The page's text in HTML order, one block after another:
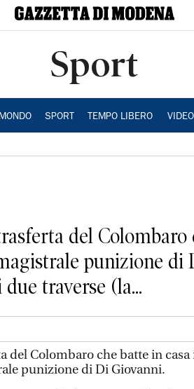
Sport
SPORT TEMPO LIBERO VIDEO
del Colombaro
punizione di
traverse (la...
del Colombaro che batte in casa
punizione di Di Giovanni.